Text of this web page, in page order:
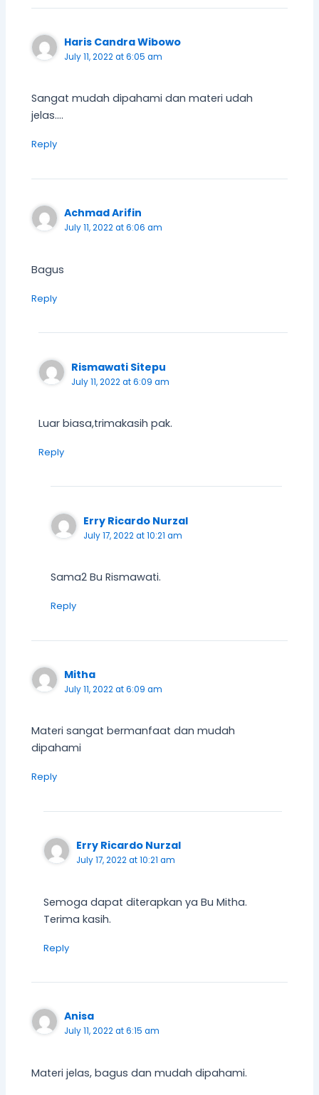
Haris Candra Wibowo
July 11, 2022 at 6:05 am
Sangat mudah dipahami dan materi udah
jelas….
Reply
Achmad Arifin
July 11, 2022 at 6:06 am
Bagus
Reply
Rismawati Sitepu
July 11, 2022 at 6:09 am
Luar biasa,trimakasih pak.
Reply
Erry Ricardo Nurzal
July 17, 2022 at 10:21 am
Sama2 Bu Rismawati.
Reply
Mitha
July 11, 2022 at 6:09 am
Materi sangat bermanfaat dan mudah
dipahami
Reply
Erry Ricardo Nurzal
July 17, 2022 at 10:21 am
Semoga dapat diterapkan ya Bu Mitha.
Terima kasih.
Reply
Anisa
July 11, 2022 at 6:15 am
Materi jelas, bagus dan mudah dipahami.